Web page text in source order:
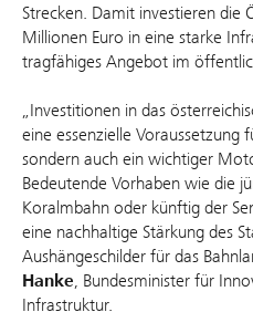
Strecken. Damit investieren die
Millionen Euro in eine starke
tragfähiges Angebot im
„Investitionen in das
eine essenzielle Voraussetzung
sondern auch ein wichtiger
Bedeutende Vorhaben wie die
Koralmbahn oder künftig der
eine nachhaltige Stärkung des
Aushängeschilder für das
Hanke, Bundesminister für
Infrastruktur.